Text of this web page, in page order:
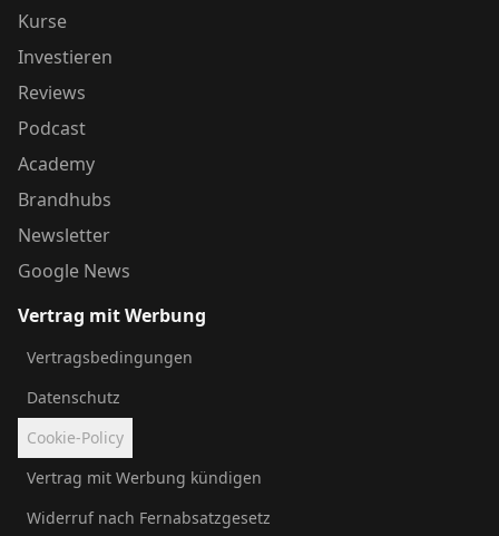
Kurse
Investieren
Reviews
Podcast
Academy
Brandhubs
Newsletter
Google News
Vertrag mit Werbung
Vertragsbedingungen
Datenschutz
Cookie-Policy
Vertrag mit Werbung kündigen
Widerruf nach Fernabsatzgesetz